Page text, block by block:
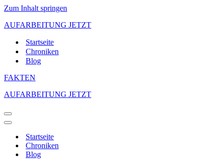
Zum Inhalt springen
AUFARBEITUNG JETZT
Startseite
Chroniken
Blog
FAKTEN
AUFARBEITUNG JETZT
Navigations-
Menü
Navigations-
Startseite
Chroniken
Blog